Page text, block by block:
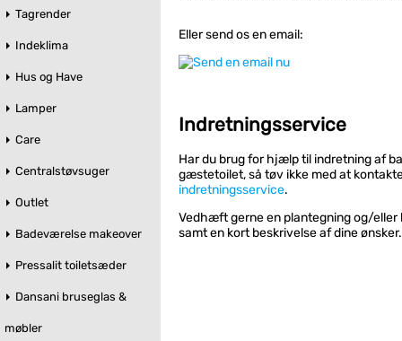
Tagrender
Indeklima
Hus og Have
Lamper
Care
Centralstøvsuger
Outlet
Badeværelse makeover
Pressalit toiletsæder
Dansani bruseglas &
møbler
Eller send os en email:
Indretningsservice
Har du brug for hjælp til indretning af
gæstetoilet, så tøv ikke med at
indretningsservice.
Vedhæft gerne en plantegning og/eller
samt en kort beskrivelse af dine